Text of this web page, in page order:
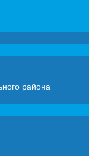
района